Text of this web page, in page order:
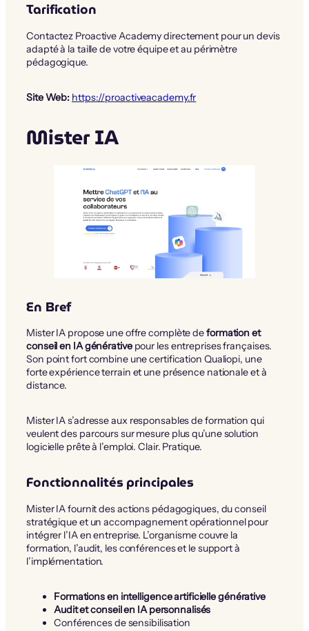
Tarification
Contactez Proactive Academy directement pour un devis
adapté à la taille de votre équipe et au périmètre
pédagogique.
Site Web: https://proactiveacademy.fr
Mister IA
En Bref
Mister IA propose une offre complète deformation et
conseil en IA générativepour les entreprises françaises.
Son point fort combine une certification Qualiopi, une
forte expérience terrain et une présence nationale et à
distance.
Mister IA s’adresse aux responsables de formation qui
veulent des parcours sur mesure plus qu’une solution
logicielle prête à l’emploi. Clair. Pratique.
Fonctionnalités principales
Mister IA fournit des actions pédagogiques, du conseil
stratégique et un accompagnement opérationnel pour
intégrer l’IA en entreprise. L’organisme couvre la
formation, l’audit, les conférences et le support à
l’implémentation.
Formations en intelligence artificielle générative
Audit et conseil en IA personnalisés
Conférences de sensibilisation